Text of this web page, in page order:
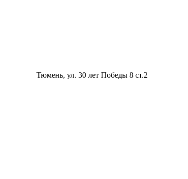
Тюмень, ул. 30 лет Победы 8 ст.2